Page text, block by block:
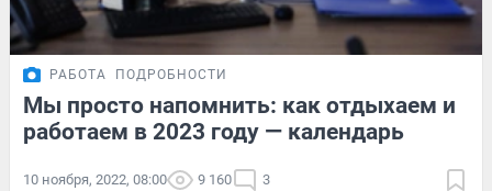
РАБОТА ПОДРОБНОСТИ
Мы просто напомнить: как отдыхаем и
работаем в 2023 году — календарь
10 ноября, 2022, 08:00 9 160 3